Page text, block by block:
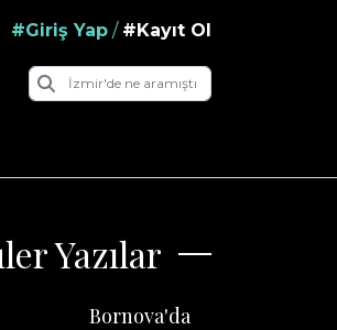
#Giriş Yap / #Kayıt Ol
Yazılar
Bornova'da